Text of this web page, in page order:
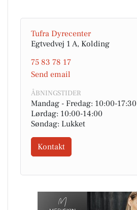
Tufra Dyrecenter
Egtvedvej 1 A, Kolding
75 83 78 17
Send email
ÅBNINGSTIDER
Mandag - Fredag: 10:00-17:30
Lørdag: 10:00-14:00
Søndag: Lukket
Kontakt